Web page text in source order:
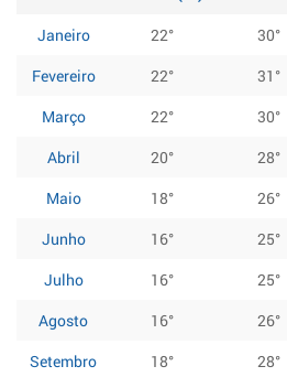
Janeiro
22° 30°
Fevereiro
22° 31°
Março
22° 30°
Abril
20° 28°
Maio
18° 26°
Junho
16° 25°
Julho
16° 25°
Agosto
16° 26°
Setembro
18° 28°